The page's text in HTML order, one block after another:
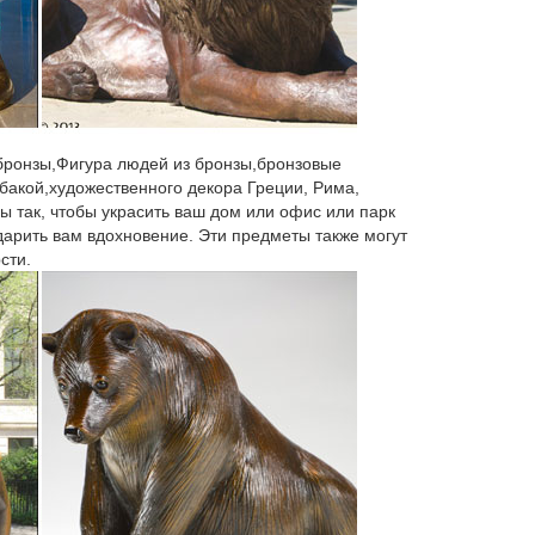
2018 года собака. Сувениры с городами и
доставкой от 5000 рублей.Статуэтки и
Красный. Прозрачный.
игрушку собаки. Кроме того, в нашем
кварца – символ года 2018.
людей из бронзы,бронзовые
декора Греции, Рима,
так, чтобы украсить ваш дом или офис или парк
вам вдохновение. Эти предметы также могут